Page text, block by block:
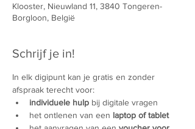
Klooster, Nieuwland 11, 3840 Tongeren-
Borgloon, België
Schrijf je in!
In elk digipunt kan je gratis en zonder
afspraak terecht voor:
individuele hulp bij digitale vragen
het ontlenen van een laptop of tablet